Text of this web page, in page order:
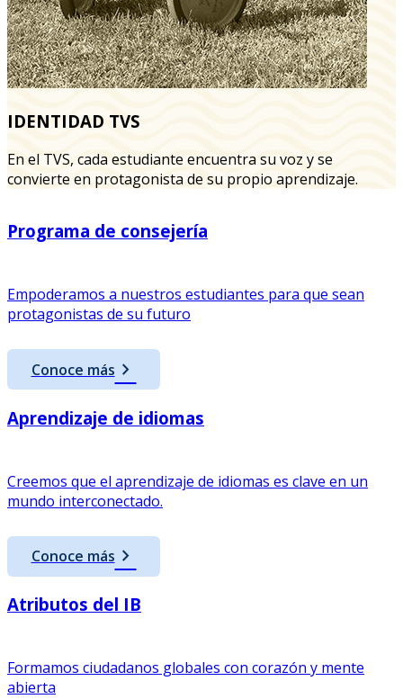
IDENTIDAD TVS
En el TVS, cada estudiante encuentra su voz y se
convierte en protagonista de su propio aprendizaje.
Programa de consejería
Empoderamos a nuestros estudiantes para que sean
protagonistas de su futuro
Conoce máschevron_right
Aprendizaje de idiomas
Creemos que el aprendizaje de idiomas es clave en un
mundo interconectado.
Conoce máschevron_right
Atributos del IB
Formamos ciudadanos globales con corazón y mente
abierta